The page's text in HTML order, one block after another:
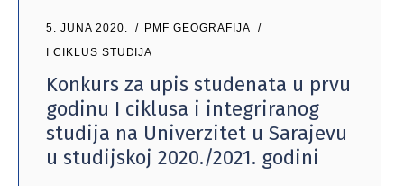
5. JUNA 2020.
PMF GEOGRAFIJA
I CIKLUS STUDIJA
Konkurs za upis studenata u prvu
godinu I ciklusa i integriranog
studija na Univerzitet u Sarajevu
u studijskoj 2020./2021. godini